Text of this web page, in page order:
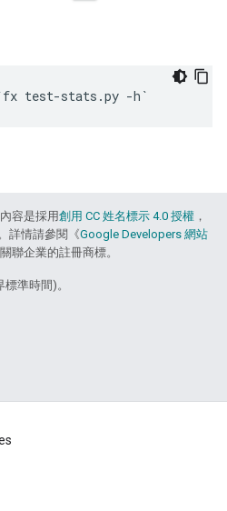
容是採用創用 CC 姓名標示 4.0 授權 ，
詳情請參閱《Google Developers 網站
聯企業的註冊商標。
準時間)。